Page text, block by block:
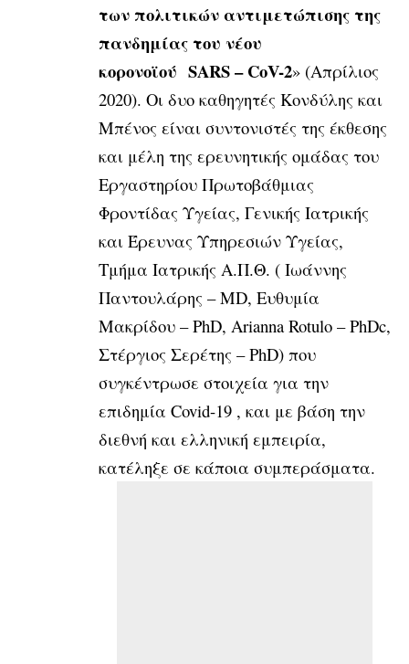
των πολιτικών αντιμετώπισης της
πανδημίας του νέου
κορονοϊού SARS – CoV-2» (Απρίλιος
2020). Οι δυο καθηγητές Κονδύλης και
Μπένος είναι συντονιστές της έκθεσης
και μέλη της ερευνητικής ομάδας του
Εργαστηρίου Πρωτοβάθμιας
Φροντίδας Υγείας, Γενικής Ιατρικής
και Έρευνας Υπηρεσιών Υγείας,
Τμήμα Ιατρικής Α.Π.Θ. ( Ιωάννης
Παντουλάρης – MD, Ευθυμία
Μακρίδου – PhD, Arianna Rotulo – PhDc,
Στέργιος Σερέτης – PhD) που
συγκέντρωσε στοιχεία για την
επιδημία Covid-19 , και με βάση την
διεθνή και ελληνική εμπειρία,
κατέληξε σε κάποια συμπεράσματα.